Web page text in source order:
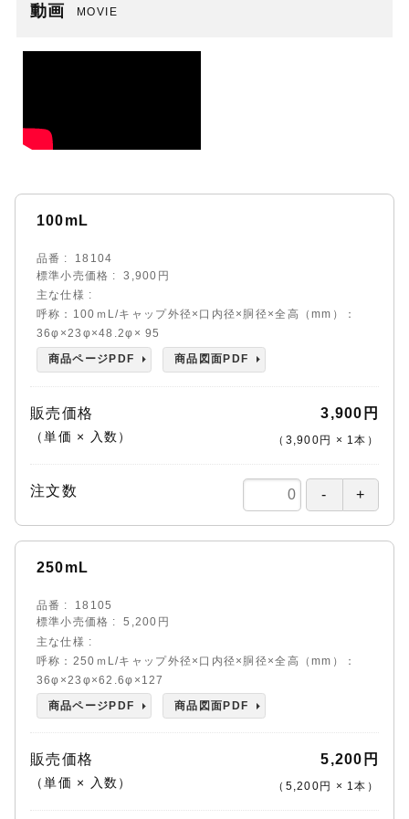
動画 MOVIE
100mL
品番
18104
標準小売価格
3,900円
主な仕様
呼称：100ｍL/キャップ外径×口内径×胴径×全高（mm）：
36φ×23φ×48.2φ× 95
商品ページPDF
商品図面PDF
販売価格
（単価 × 入数）
3,900円
（ 3,900円 × 1本 ）
注文数
250mL
品番
18105
標準小売価格
5,200円
主な仕様
呼称：250ｍL/キャップ外径×口内径×胴径×全高（mm）：
36φ×23φ×62.6φ×127
商品ページPDF
商品図面PDF
販売価格
（単価 × 入数）
5,200円
（ 5,200円 × 1本 ）